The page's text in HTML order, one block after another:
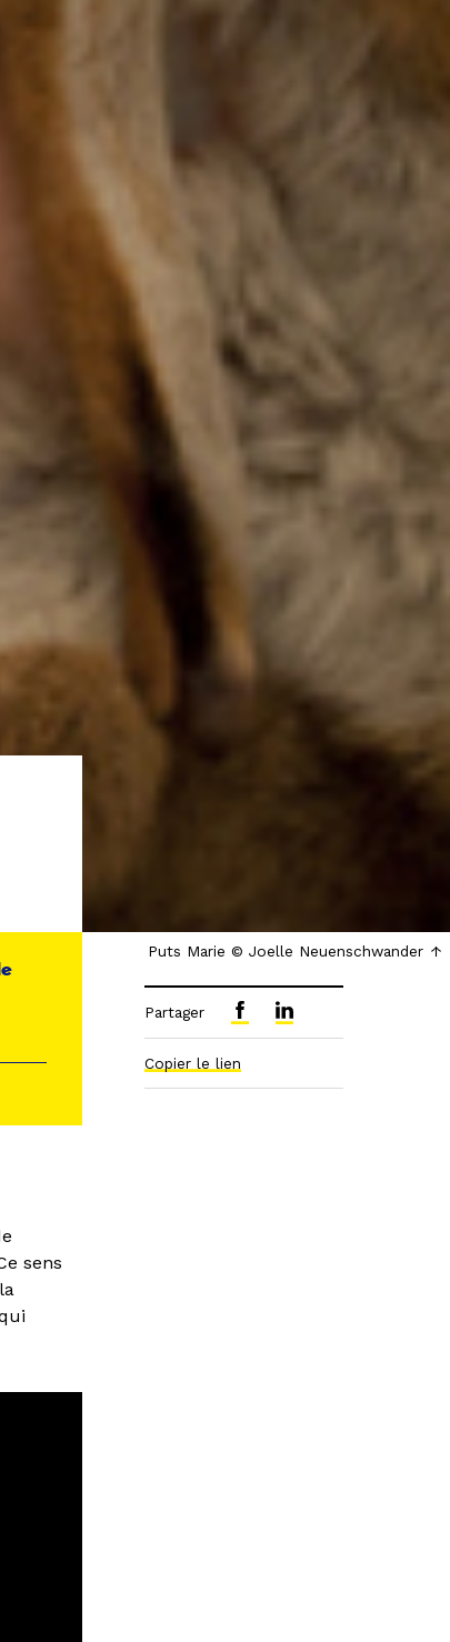
Puts Marie © Joelle Neuenschwander
sens
Partager
Copier le lien